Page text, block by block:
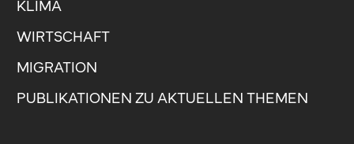
KLIMA
WIRTSCHAFT
MIGRATION
PUBLIKATIONEN ZU AKTUELLEN THEMEN